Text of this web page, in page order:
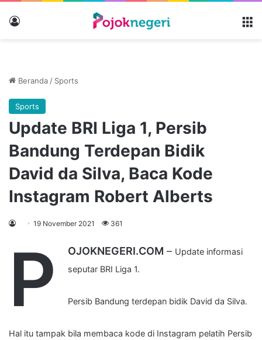
Beranda / Sports
Sports
Update BRI Liga 1, Persib
Bandung Terdepan Bidik
David da Silva, Baca Kode
Instagram Robert Alberts
19 November 2021 361
P OJOKNEGERI.COM – Update informasi
seputar BRI Liga 1.
Persib Bandung terdepan bidik David da Silva.
Hal itu tampak bila membaca kode di Instagram pelatih Persib